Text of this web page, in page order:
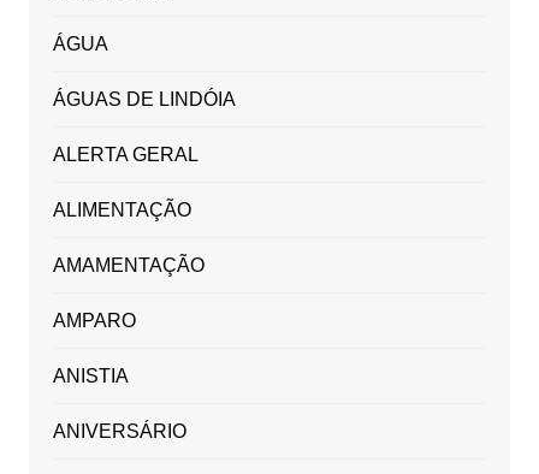
ÁGUA
ÁGUAS DE LINDÓIA
ALERTA GERAL
ALIMENTAÇÃO
AMAMENTAÇÃO
AMPARO
ANISTIA
ANIVERSÁRIO